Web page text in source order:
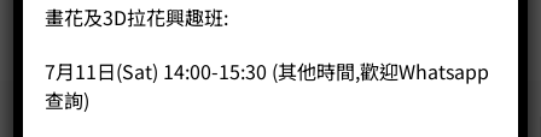
畫花及3D拉花興趣班:
7月11日(Sat) 14:00-15:30 (其他時間,歡迎Whatsapp
查詢)